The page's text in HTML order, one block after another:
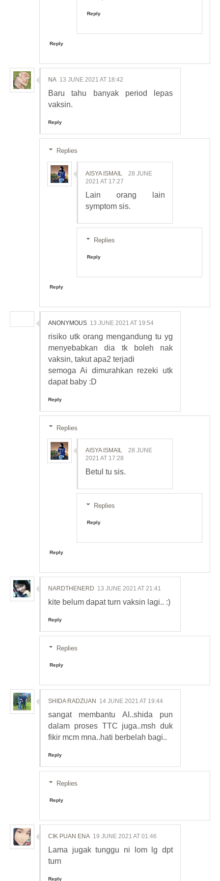
Reply
Reply
NA 13 JUNE 2021 AT 18:42
Baru tahu banyak period lepas
vaksin.
Reply
Replies
AISYA ISMAIL
28 JUNE
2021 AT 17:27
Lain orang lain
symptom sis.
Replies
Reply
Reply
ANONYMOUS 13 JUNE 2021 AT 19:54
risiko utk orang mengandung tu yg
menyebabkan dia tk boleh nak
vaksin, takut apa2 terjadi
semoga Ai dimurahkan rezeki utk
dapat baby :D
Reply
Replies
AISYA ISMAIL
28 JUNE
2021 AT 17:28
Betul tu sis.
Replies
Reply
Reply
NARDTHENERD 13 JUNE 2021 AT 21:41
kite belum dapat turn vaksin lagi.. :)
Reply
Replies
Reply
SHIDA RADZUAN 14 JUNE 2021 AT 19:44
sangat membantu AI..shida pun
dalam proses TTC juga..msh duk
fikir mcm mna..hati berbelah bagi..
Reply
Replies
Reply
CIK PUAN ENA 19 JUNE 2021 AT 01:46
Lama jugak tunggu ni lom lg dpt
turn
Reply